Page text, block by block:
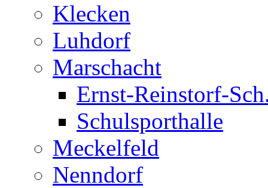
Klecken
Luhdorf
Marschacht
Ernst-Reinstorf-
Schulsporthalle
Meckelfeld
Nenndorf